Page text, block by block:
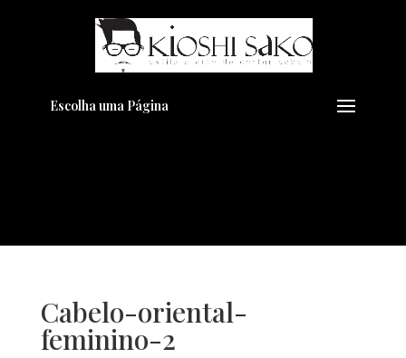
Escolha uma Página
Cabelo-oriental-
feminino-2
Pensando em transformar seu
Visual??